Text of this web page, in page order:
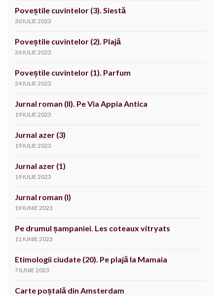
Poveștile cuvintelor (3). Siestă
30 IULIE 2023
Poveștile cuvintelor (2). Plajă
26 IULIE 2023
Poveștile cuvintelor (1). Parfum
24 IULIE 2023
Jurnal roman (II). Pe Via Appia Antica
19 IULIE 2023
Jurnal azer (3)
19 IULIE 2023
Jurnal azer (1)
19 IULIE 2023
Jurnal roman (I)
19 IUNIE 2023
Pe drumul șampaniei. Les coteaux vitryats
11 IUNIE 2023
Etimologii ciudate (20). Pe plajă la Mamaia
7 IUNIE 2023
Carte poștală din Amsterdam